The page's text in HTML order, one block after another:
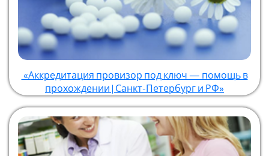
«Аккредитация провизор под ключ — помощь в
прохождении | Санкт-Петербург и РФ»